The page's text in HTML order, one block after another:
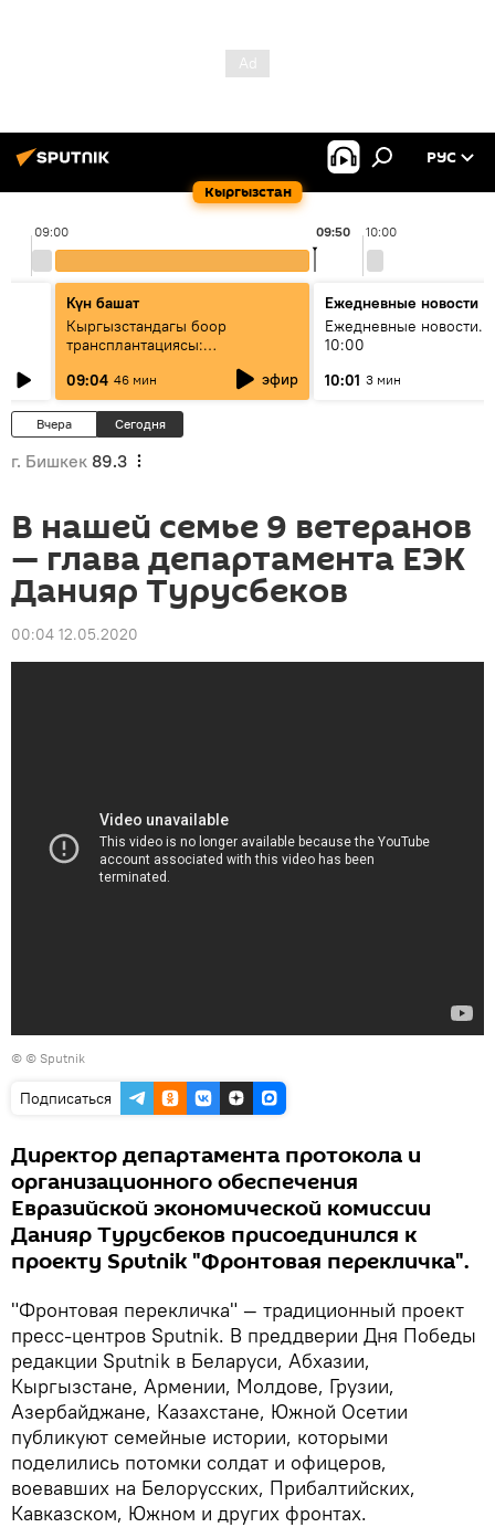
Кыргызстан
РУС
09:00 10:00
09:50
Күн башат
Кыргызстандагы боор
трансплантациясы:
жетишкендиктер жана өнүгүү
келечеги
09:04 46 мин эфир
Ежедневные новости
Ежедневные новости.
10:00
10:01 3 мин
Вчера Сегодня
г. Бишкек 89.3
В нашей семье 9 ветеранов
— глава департамента ЕЭК
Данияр Турусбеков
00:04 12.05.2020
© © Sputnik
Подписаться
Директор департамента протокола и
организационного обеспечения
Евразийской экономической комиссии
Данияр Турусбеков присоединился к
проекту Sputnik "Фронтовая перекличка".
"Фронтовая перекличка" — традиционный проект
пресс-центров Sputnik. В преддверии Дня Победы
редакции Sputnik в Беларуси, Абхазии,
Кыргызстане, Армении, Молдове, Грузии,
Азербайджане, Казахстане, Южной Осетии
публикуют семейные истории, которыми
поделились потомки солдат и офицеров,
воевавших на Белорусских, Прибалтийских,
Кавказском, Южном и других фронтах.